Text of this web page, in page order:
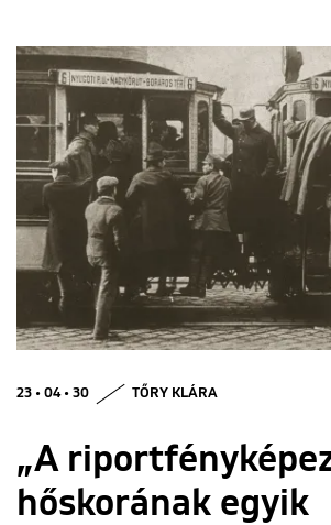
Rólunk
ENGLISH
23 • 04 • 30 TŐRY KLÁRA
„A
hőskorának egyik